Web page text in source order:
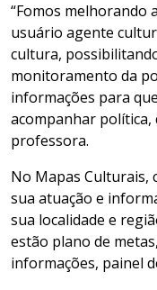
“Fomos melhorando
usuário agente
cultura,
monitoramento da
informações para
acompanhar política,
professora.
No Mapas Culturais,
sua atuação e
sua localidade e
estão plano de
informações, painel